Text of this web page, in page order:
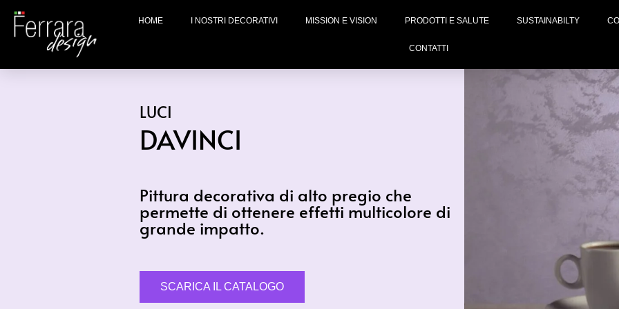
HOME I NOSTRI DECORATIVI MISSION E VISION PRODOTTI E SALUTE SUSTAINABILTY
CONTATTI
LUCI
DAVINCI
Pittura decorativa di alto pregio che
permette di ottenere effetti multicolore di
grande impatto.
SCARICA IL CATALOGO